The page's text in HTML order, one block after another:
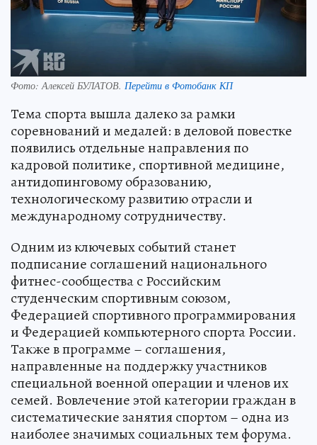
Фото:Алексей БУЛАТОВ. Перейти в Фотобанк КП
Тема спорта вышла далеко за рамки
соревнований и медалей: в деловой повестке
появились отдельные направления по
кадровой политике, спортивной медицине,
антидопинговому образованию,
технологическому развитию отрасли и
международному сотрудничеству.
Одним из ключевых событий станет
подписание соглашений национального
фитнес-сообщества с Российским
студенческим спортивным союзом,
Федерацией спортивного программирования
и Федерацией компьютерного спорта России.
Также в программе – соглашения,
направленные на поддержку участников
специальной военной операции и членов их
семей. Вовлечение этой категории граждан в
систематические занятия спортом – одна из
наиболее значимых социальных тем форума.